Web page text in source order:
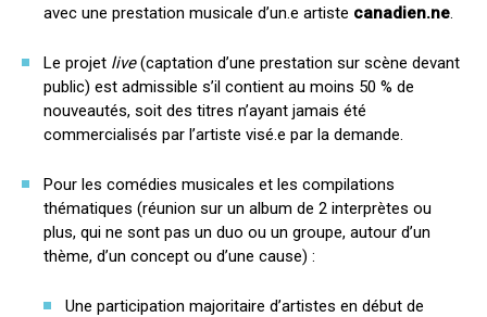
avec une prestation musicale d’un.e artiste canadien.ne.
Le projet live(captation d’une prestation sur scène devant
public) est admissible s’il contient au moins 50 % de
nouveautés, soit des titres n’ayant jamais été
commercialisés par l’artiste visé.e par la demande.
Pour les comédies musicales et les compilations
thématiques (réunion sur un album de 2 interprètes ou
plus, qui ne sont pas un duo ou un groupe, autour d’un
thème, d’un concept ou d’une cause) :
Une participation majoritaire d’artistes en début de